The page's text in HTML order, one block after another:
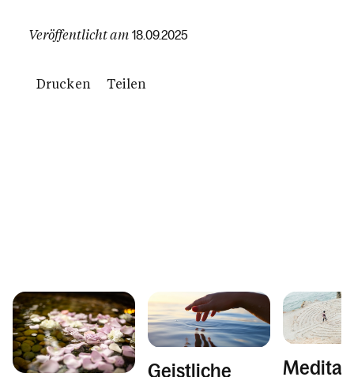
Veröffentlicht am 18.09.2025
Drucken Teilen
Geistliche